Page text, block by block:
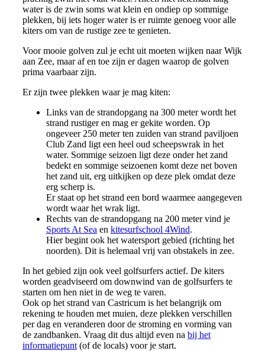
water is de zwin soms wat klein en ondiep op sommige
plekken, bij iets hoger water is er ruimte genoeg voor alle
kiters om van de rustige zee te genieten.
Voor mooie golven zul je echt uit moeten wijken naar Wijk
aan Zee, maar af en toe zijn er dagen waarop de golven
prima vaarbaar zijn.
Er zijn twee plekken waar je mag kiten:
Links van de strandopgang na 300 meter wordt het
strand rustiger en mag er gekite worden. Op
ongeveer 250 meter ten zuiden van strand paviljoen
Club Zand ligt een heel oud scheepswrak in het
water. Sommige seizoen ligt deze onder het zand
bedekt en sommige seizoenen komt deze net boven
het zand uit, erg uitkijken op deze plek omdat deze
erg scherp is.
Er staat op het strand een bord waarmee aangegeven
wordt waar het wrak ligt.
Rechts van de strandopgang na 200 meter vind je
Sports At Sea en kitesurfschool 4Wind.
Hier begint ook het watersport gebied (richting het
noorden). Dit is helemaal vrij van obstakels in zee.
In het gebied zijn ook veel golfsurfers actief. De kiters
worden geadviseerd om downwind van de golfsurfers te
starten om hen niet in de weg te varen.
Ook op het strand van Castricum is het belangrijk om
rekening te houden met muien, deze plekken verschillen
per dag en veranderen door de stroming en vorming van
de zandbanken. Vraag dit dus altijd even na bij het
informatiepunt(of de locals) voor je start.